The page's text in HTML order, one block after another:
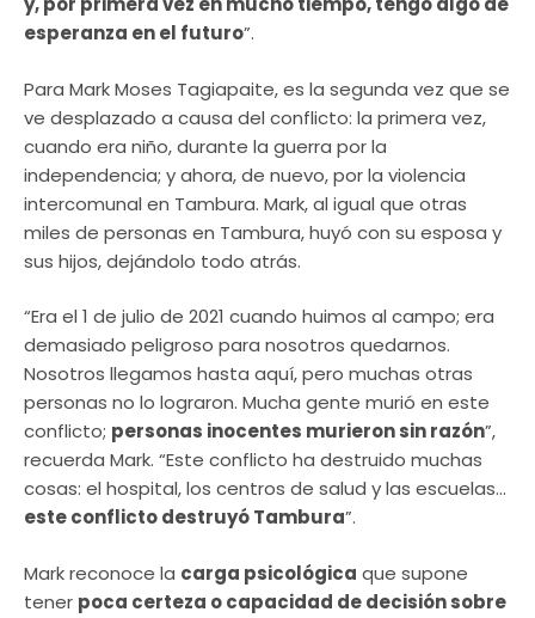
esperanza en el futuro”.
Para Mark Moses Tagiapaite, es la segunda vez que se
ve desplazado a causa del conflicto: la primera vez,
cuando era niño, durante la guerra por la
independencia; y ahora, de nuevo, por la violencia
intercomunal en Tambura. Mark, al igual que otras
miles de personas en Tambura, huyó con su esposa y
sus hijos, dejándolo todo atrás.
“Era el 1 de julio de 2021 cuando huimos al campo; era
demasiado peligroso para nosotros quedarnos.
Nosotros llegamos hasta aquí, pero muchas otras
personas no lo lograron. Mucha gente murió en este
conflicto; personas inocentes murieron sin razón”,
recuerda Mark. “Este conflicto ha destruido muchas
cosas: el hospital, los centros de salud y las escuelas…
este conflicto destruyó Tambura”.
Mark reconoce la carga psicológica que supone
tener poca certeza o capacidad de decisión sobre